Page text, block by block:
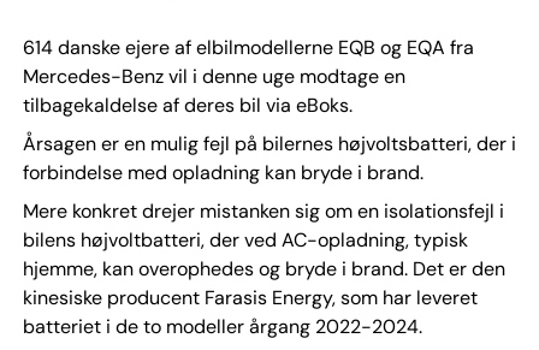
614 danske ejere af elbilmodellerne EQB og EQA fra
Mercedes-Benz vil i denne uge modtage en
tilbagekaldelse af deres bil via eBoks.
Årsagen er en mulig fejl på bilernes højvoltsbatteri, der i
forbindelse med opladning kan bryde i brand.
Mere konkret drejer mistanken sig om en isolationsfejl i
bilens højvoltbatteri, der ved AC-opladning, typisk
hjemme, kan overophedes og bryde i brand. Det er den
kinesiske producent Farasis Energy, som har leveret
batteriet i de to modeller årgang 2022-2024.